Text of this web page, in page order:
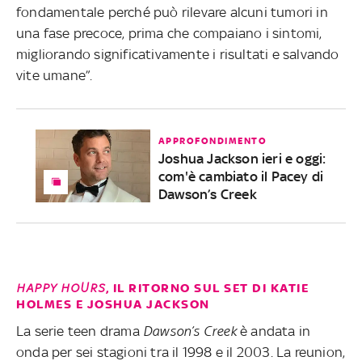
fondamentale perché può rilevare alcuni tumori in
una fase precoce, prima che compaiano i sintomi,
migliorando significativamente i risultati e salvando
vite umane”.
APPROFONDIMENTO
Joshua Jackson ieri e oggi:
com'è cambiato il Pacey di
Dawson’s Creek
HAPPY HOURS, IL RITORNO SUL SET DI KATIE
HOLMES E JOSHUA JACKSON
La serie teen drama Dawson’s Creekè andata in
onda per sei stagioni tra il 1998 e il 2003. La reunion,